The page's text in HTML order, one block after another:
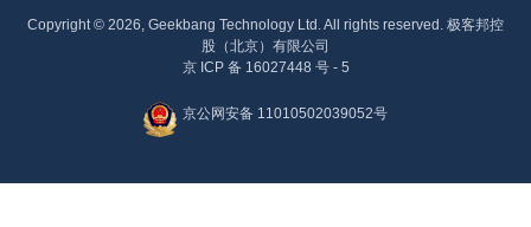
Copyright © 2026, Geekbang Technology Ltd. All rights reserved. 极客邦控
股（北京）有限公司
京 ICP 备 16027448 号 - 5
京公网安备 11010502039052号